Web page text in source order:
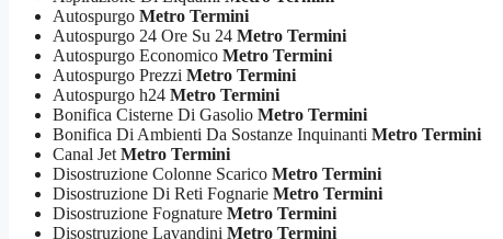
Autospurgo Metro Termini
Autospurgo 24 Ore Su 24 Metro Termini
Autospurgo Economico Metro Termini
Autospurgo Prezzi Metro Termini
Autospurgo h24 Metro Termini
Bonifica Cisterne Di Gasolio Metro Termini
Bonifica Di Ambienti Da Sostanze Inquinanti Metro Termini
Canal Jet Metro Termini
Disostruzione Colonne Scarico Metro Termini
Disostruzione Di Reti Fognarie Metro Termini
Disostruzione Fognature Metro Termini
Disostruzione Lavandini Metro Termini